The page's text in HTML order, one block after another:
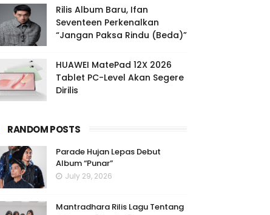
Rilis Album Baru, Ifan
Seventeen Perkenalkan
“Jangan Paksa Rindu (Beda)”
HUAWEI MatePad 12X 2026
Tablet PC-Level Akan Segere
Dirilis
RANDOM POSTS
Parade Hujan Lepas Debut
Album “Punar”
July 29, 2026
Mantradhara Rilis Lagu Tentang